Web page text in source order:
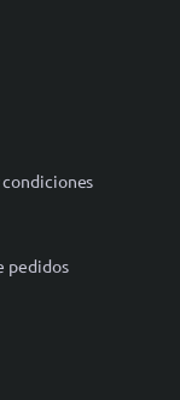
condiciones
pedidos